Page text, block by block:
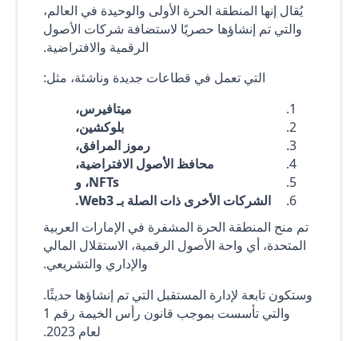
يُقال إنها المنطقة الحرة الأولى والوحيدة في العالم،
والتي تم إنشاؤها حصريًا لاستضافة شركات الأصول
الرقمية والافتراضية.
التي تعمل في قطاعات جديدة وناشئة، مثل:
ميتافيرس،
بلوكشين،
رموز المرافق،
محافظ الأصول الافتراضية،
NFTs، و
الشركات الأخرى ذات الصلة بـ Web3.
تم منح المنطقة الحرة المشفرة في الإمارات العربية
المتحدة، أي واحة الأصول الرقمية، الاستقلال المالي
والإداري والتشريعي.
وستكون تابعة لإدارة المستقبل التي تم إنشاؤها حديثًا.
والتي تأسست بموجب قانون رأس الخيمة رقم 1
لعام 2023.